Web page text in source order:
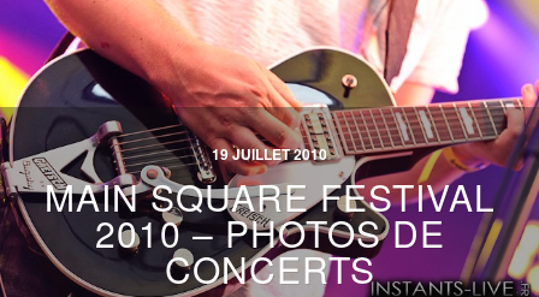
19 JUILLET 2010
MAIN SQUARE FESTIVAL
2010 – PHOTOS DE
CONCERTS